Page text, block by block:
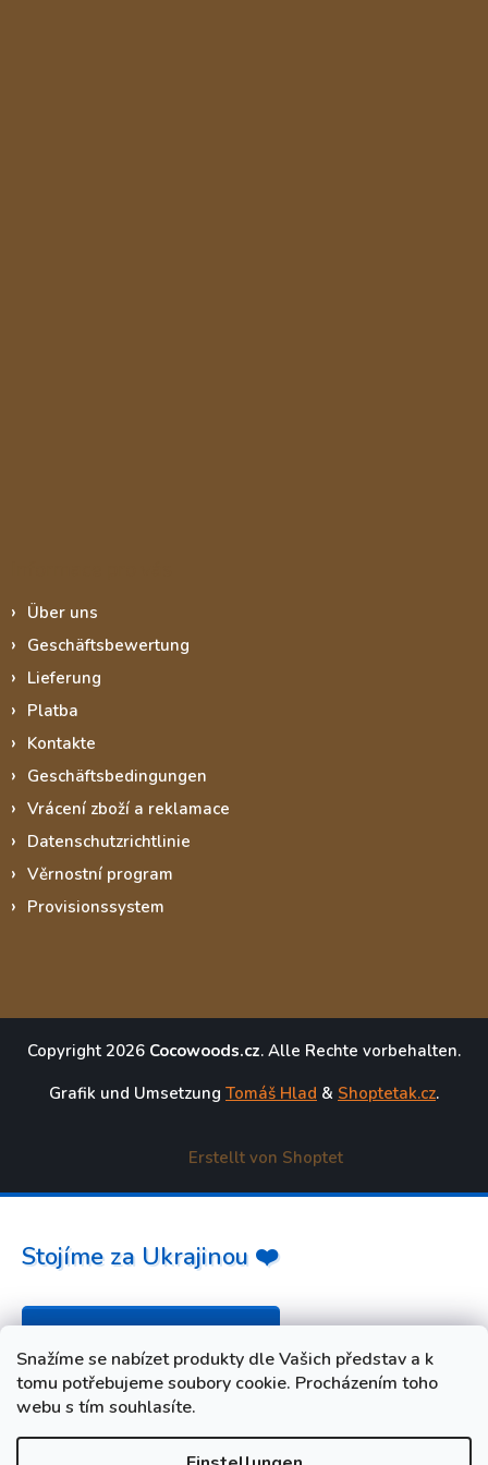
Snažíme se nabízet produkty dle Vašich představ a k
tomu potřebujeme soubory cookie. Procházením toho
webu s tím souhlasíte.
Über uns
Geschäftsbewertung
Lieferung
Platba
Kontakte
Geschäftsbedingungen
Vrácení zboží a reklamace
Datenschutzrichtlinie
Věrnostní program
Provisionssystem
Copyright 2026 Cocowoods.cz. Alle Rechte vorbehalten.
Grafik und Umsetzung Tomáš Hlad & Shoptetak.cz.
Erstellt von Shoptet
Stojíme za Ukrajinou ❤️